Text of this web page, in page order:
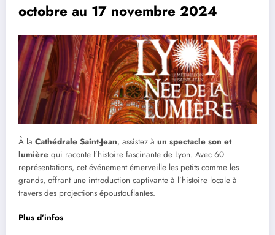
octobre au 17 novembre 2024
À la Cathédrale Saint-Jean, assistez à un spectacle son et
lumière qui raconte l’histoire fascinante de Lyon. Avec 60
représentations, cet événement émerveille les petits comme les
grands, offrant une introduction captivante à l’histoire locale à
travers des projections époustouflantes.
Plus d’infos